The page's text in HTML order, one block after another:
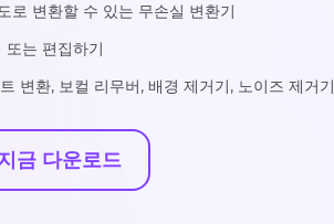
로 변환할 수 있는 무손실 변환기
는 편집하기
변환, 보컬 리무버, 배경 제거기, 노이즈 제거기
금 다운로드